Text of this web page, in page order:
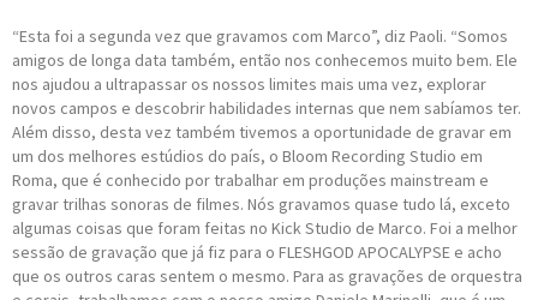
“Esta foi a segunda vez que gravamos com Marco”, diz Paoli. “Somos
amigos de longa data também, então nos conhecemos muito bem. Ele
nos ajudou a ultrapassar os nossos limites mais uma vez, explorar
novos campos e descobrir habilidades internas que nem sabíamos ter.
Além disso, desta vez também tivemos a oportunidade de gravar em
um dos melhores estúdios do país, o Bloom Recording Studio em
Roma, que é conhecido por trabalhar em produções mainstream e
gravar trilhas sonoras de filmes. Nós gravamos quase tudo lá, exceto
algumas coisas que foram feitas no Kick Studio de Marco. Foi a melhor
sessão de gravação que já fiz para o FLESHGOD APOCALYPSE e acho
que os outros caras sentem o mesmo. Para as gravações de orquestra